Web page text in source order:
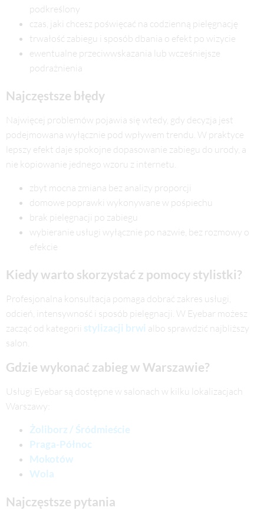
podkreślony
czas, jaki chcesz poświęcać na codzienną pielęgnację
trwałość zabiegu i sposób dbania o efekt po wizycie
ewentualne przeciwwskazania lub wcześniejsze
podrażnienia
Najczęstsze błędy
Najwięcej problemów pojawia się wtedy, gdy decyzja jest
podejmowana wyłącznie pod wpływem trendu. W praktyce
lepszy efekt daje spokojne dopasowanie zabiegu do urody, a
nie kopiowanie jednego wzoru z internetu.
zbyt mocna zmiana bez analizy proporcji
domowe poprawki wykonywane w pośpiechu
brak pielęgnacji po zabiegu
wybieranie usługi wyłącznie po nazwie, bez rozmowy o
efekcie
Kiedy warto skorzystać z pomocy stylistki?
Profesjonalna konsultacja pomaga dobrać zakres usługi,
odcień, intensywność i sposób pielęgnacji. W Eyebar możesz
zacząć od kategorii stylizacji brwi albo sprawdzić najbliższy
salon.
Gdzie wykonać zabieg w Warszawie?
Usługi Eyebar są dostępne w salonach w kilku lokalizacjach
Warszawy:
Żoliborz / Śródmieście
Praga-Północ
Mokotów
Wola
Najczęstsze pytania